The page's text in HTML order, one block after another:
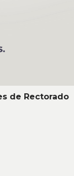
de Rectorado